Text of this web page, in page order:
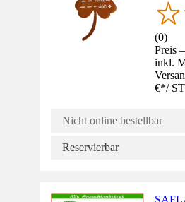
(0)
Preis
inkl.
€*/ ST
Nicht online bestellbar
Reservierbar